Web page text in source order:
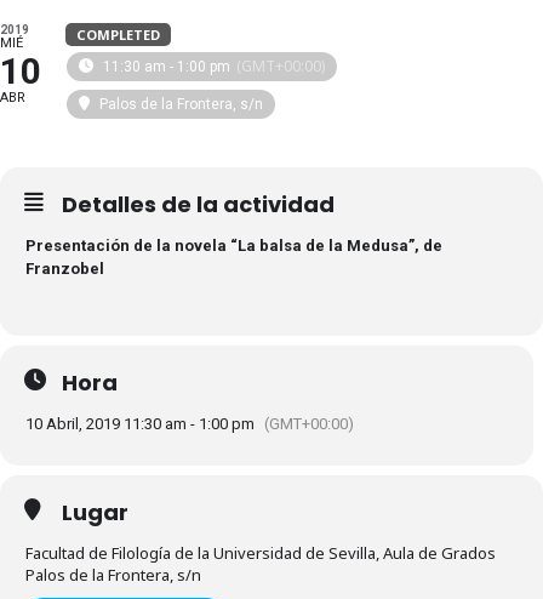
2019
MIÉ
10
ABR
COMPLETED
11:30 am - 1:00 pm (GMT+00:00)
Palos de la Frontera, s/n
Detalles de la actividad
Presentación de la novela “La balsa de la Medusa”, de
Franzobel
Hora
10 Abril, 2019 11:30 am - 1:00 pm (GMT+00:00)
Lugar
Facultad de Filología de la Universidad de Sevilla, Aula de Grados
Palos de la Frontera, s/n